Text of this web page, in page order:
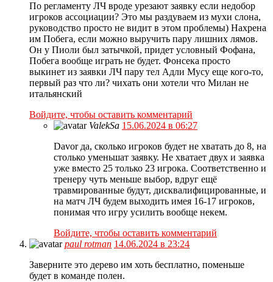
По регламенту ЛЧ вроде урезают заявку если недобор
игроков ассоциации? Это мы раздуваем из мухи слона,
руководство просто не видит в этом проблемы) Нахрена
им Побега, если можно выручить пару лишних лямов.
Он у Пиоли был затычкой, придет условный Фофана,
Побега вообще играть не будет. Фонсека просто
выкинет из заявки ЛЧ пару тел Адли Мусу еще кого-то,
первый раз что ли? чихать они хотели что Милан не
итальянский
Войдите, чтобы оставить комментарий
ValekSa 15.06.2024 в 06:27
Davor да, сколько игроков будет не хватать до 8, на
столько уменьшат заявку. Не хватает двух и заявка
уже вместо 25 только 23 игрока. Соответственно и
тренеру чуть меньше выбор, вдруг ещё
травмированные будут, дисквалифицированные, и
на матч ЛЧ будем выходить имея 16-17 игроков,
понимая что игру усилить вообще некем.
Войдите, чтобы оставить комментарий
paul rotman 14.06.2024 в 23:24
Заверните это дерево им хоть бесплатно, поменьше
будет в команде полен.